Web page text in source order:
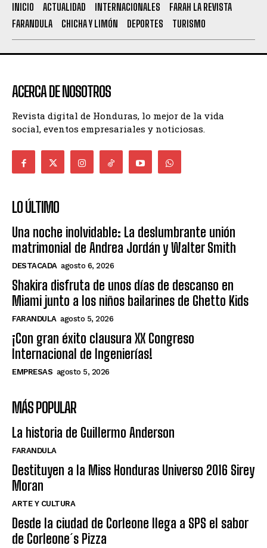
INICIO ACTUALIDAD INTERNACIONALES
FARAH LA REVISTA
FARANDULA
CHICHA Y LIMÓN DEPORTES TURISMO
ACERCA DE NOSOTROS
Revista digital de Honduras, lo mejor de la vida
social, eventos empresariales y noticiosas.
LO ÚLTIMO
Una noche inolvidable: La deslumbrante unión
matrimonial de Andrea Jordán y Walter Smith
DESTACADA agosto 6, 2026
Shakira disfruta de unos días de descanso en
Miami junto a los niños bailarines de Ghetto Kids
FARANDULA agosto 5, 2026
¡Con gran éxito clausura XX Congreso
Internacional de Ingenierías!
EMPRESAS agosto 5, 2026
MÁS POPULAR
La historia de Guillermo Anderson
FARANDULA
Destituyen a la Miss Honduras Universo 2016 Sirey
Moran
ARTE Y CULTURA
Desde la ciudad de Corleone llega a SPS el sabor
de Corleone´s Pizza